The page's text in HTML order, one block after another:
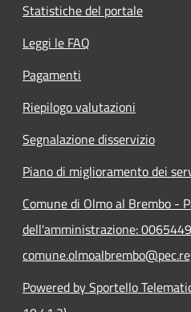
Statistiche del portale
Leggi le FAQ
Pagamenti
Riepilogo valutazioni
Segnalazione disservizio
Piano di miglioramento dei
Comune di Olmo al Brembo -
dell'amministrazione:
Powered by Sportello